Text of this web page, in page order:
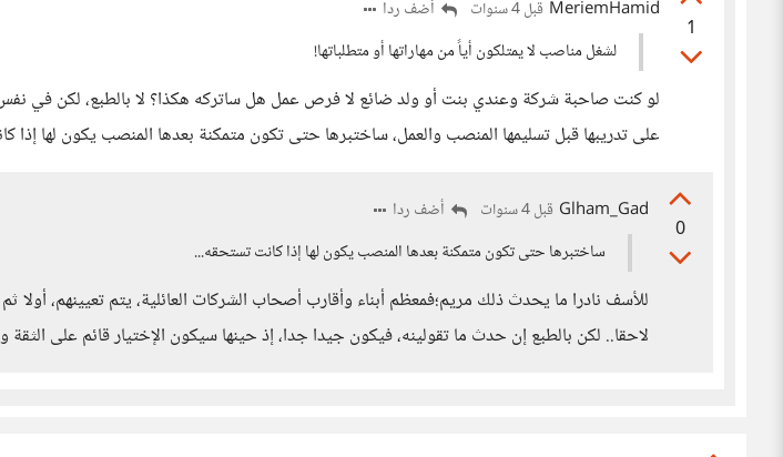
1
MeriemHamid قبل 4 سنوات
أضف ردا
لشغل مناصب لا يمتلكون أياً من مهاراتها أو متطلباتها!
لو كنت صاحبة شركة وعندي بنت أو ولد ضائع لا فرص عمل هل ساتركه هكذا؟ لا بالطبع، لكن في
على تدريبها قبل تسليمها المنصب والعمل، ساختبرها حتى تكون متمكنة بعدها المنصب يكون لها إذا
0
Glham_Gad قبل 4 سنوات
أضف ردا
ساختبرها حتى تكون متمكنة بعدها المنصب يكون لها إذا كانت تستحقه...
للأسف نادرا ما يحدث ذلك مريم؛فمعظم أبناء وأقارب أصحاب الشركات العائلية، يتم تعيينهم، أولا
لاحقا.. لكن بالطبع إن حدث ما تقولينه، فيكون جيدا جدا، إذ حينها سيكون الإختيار قائم على الثقة